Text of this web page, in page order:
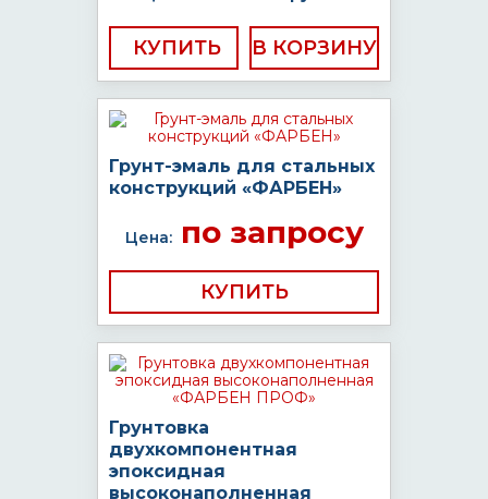
КУПИТЬ
Грунт-эмаль для стальных
конструкций «ФАРБЕН»
Цена:по запросу
КУПИТЬ
Грунтовка
двухкомпонентная
эпоксидная
высоконаполненная